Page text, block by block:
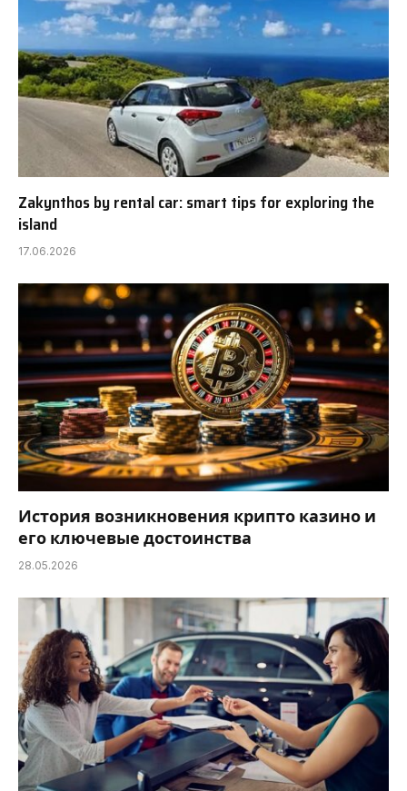
Zakynthos by rental car: smart tips for exploring the
island
17.06.2026
История возникновения крипто казино и
его ключевые достоинства
28.05.2026